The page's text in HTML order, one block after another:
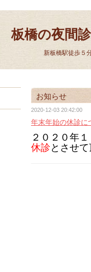
板橋の夜間
新板橋駅徒歩５
お知らせ
2020-12-03 20:42:00
年末年始の休診に
２０２０年
休診とさせ